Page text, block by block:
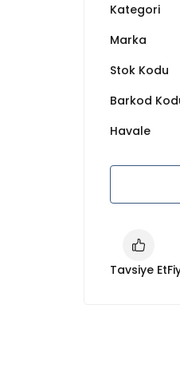
Kategori
Marka
Stok Kodu
Barkod
Havale
Tavsiye Et